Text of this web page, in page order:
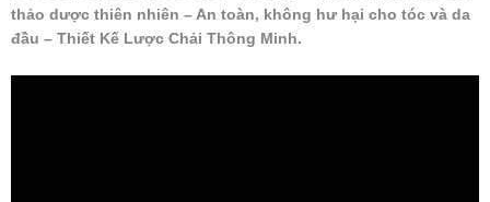
thảo dược thiên nhiên – An toàn, không hư hại cho tóc và da
đầu – Thiết Kế Lược Chải Thông Minh.